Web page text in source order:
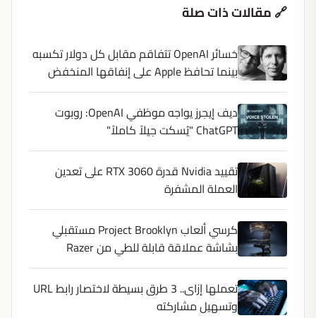
🔗 مقالات ذات صلة
خسائر OpenAI تتفاقم مقابل كل دولار تكسبه
بينما تحافظ Apple على إنفاقها المنخفض
ديف إيجرز يواجه موظفي OpenAI: روبوت
ChatGPT "يُسكت جيلاً كاملاً"
تقييد Nvidia قدرة RTX 3060 على تعدين
العملة المشفرة
كرسي ألعاب Project Brooklyn مستقبلي
بشاشة عملاقة قابلة للطي من Razer
تعملها إزاى.. 3 طرق بسيطة لاختصار رابط URL
وتسهيل مشاركته